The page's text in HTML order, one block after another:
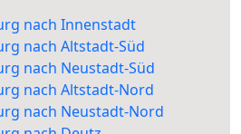
nach Innenstadt
nach Altstadt-Süd
nach Neustadt-Süd
nach Altstadt-Nord
nach Neustadt-Nord